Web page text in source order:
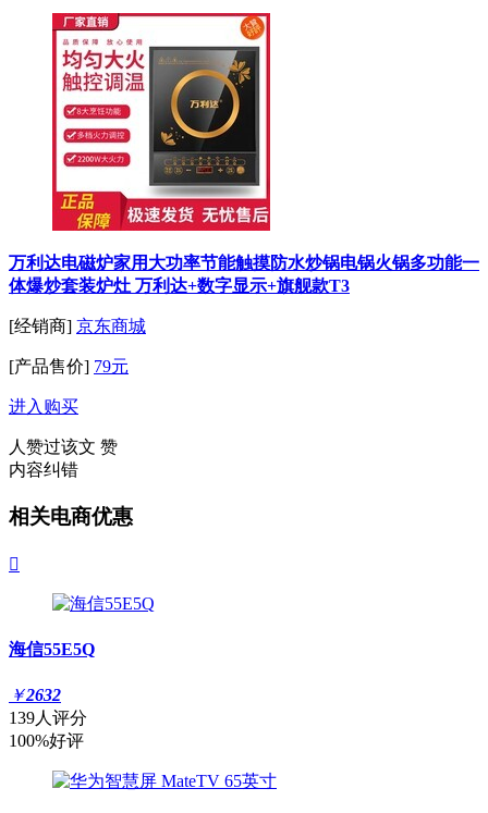
万利达电磁炉家用大功率节能触摸防水炒锅电锅火锅多功能一
体爆炒套装炉灶 万利达+数字显示+旗舰款T3
[经销商] 京东商城
[产品售价] 79元
进入购买
人赞过该文 赞
内容纠错
相关电商优惠

海信55E5Q
￥2632
139人评分
100%好评